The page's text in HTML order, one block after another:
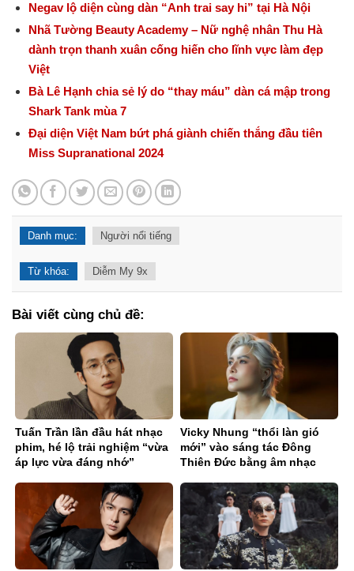
Negav lộ diện cùng dàn “Anh trai say hi” tại Hà Nội
Nhã Tường Beauty Academy – Nữ nghệ nhân Thu Hà
dành trọn thanh xuân cống hiến cho lĩnh vực làm đẹp
Việt
Bà Lê Hạnh chia sẻ lý do “thay máu” dàn cá mập trong
Shark Tank mùa 7
Đại diện Việt Nam bứt phá giành chiến thắng đầu tiên
Miss Supranational 2024
Danh mục: Người nổi tiếng
Từ khóa: Diễm My 9x
Bài viết cùng chủ đề:
Tuấn Trần lần đầu hát nhạc
phim, hé lộ trải nghiệm “vừa
áp lực vừa đáng nhớ”
Vicky Nhung “thổi làn gió
mới” vào sáng tác Đông
Thiên Đức bằng âm nhạc